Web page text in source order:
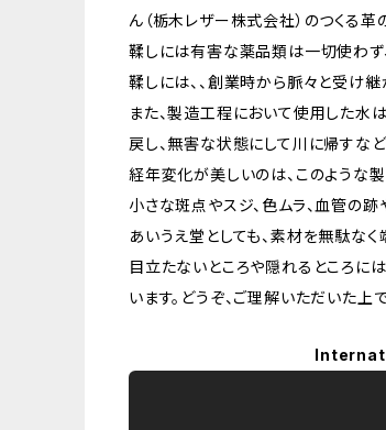
ん（栃木レザー株式会社）のつくる革
鞣しには有害な薬品類は一切使わず
鞣しには、、創業時から脈々と受け
また、製造工程において使用した水
戻し、無害な状態にして川に帰すな
経年変化が美しいのは、このような
小さな斑点やスジ、色ムラ、血管の
あいうえ堂としても、素材を無駄な
目立たないところや隠れるところに
います。どうぞ、ご理解いただいた